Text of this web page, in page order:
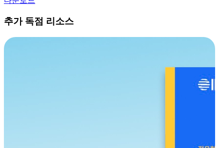
추가 독점 리소스